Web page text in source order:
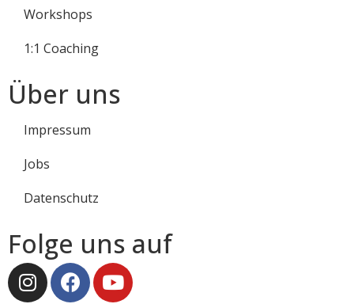
Workshops
1:1 Coaching
Über uns
Impressum
Jobs
Datenschutz
Folge uns auf